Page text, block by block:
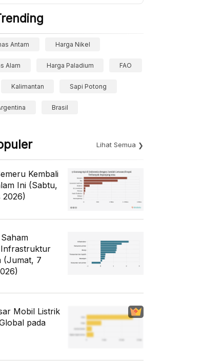
Antam Harga Nikel
Alam Harga Paladium FAO
Kalimantan Sapi Potong
Brasil
Lihat Semua
Kembali
Ini (Sabtu,
2026)
(Jumat, 7
Mobil Listrik
pada